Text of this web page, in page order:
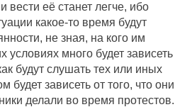
вести её станет легче, ибо
какое-то время будут
не зная, на кого им
условиях много будет зависеть
будут слушать тех или иных
будет зависеть от того, что они
делали во время протестов.